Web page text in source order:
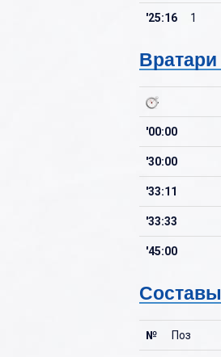
'25:16 1
Вратари
'00:00
'30:00
'33:11
'33:33
'45:00
Составы
№ Поз